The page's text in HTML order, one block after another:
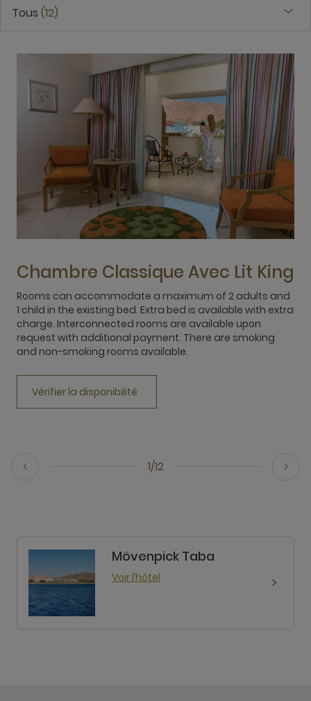
Tous 12
1/12
Chambre Classique Avec Lit King
Rooms can accommodate a maximum of 2 adults and
1 child in the existing bed. Extra bed is available with extra
charge. Interconnected rooms are available upon
request with additional payment. There are smoking
and non-smoking rooms available.
Vérifier la disponibilité
Mövenpick Taba
Voir l’hôtel